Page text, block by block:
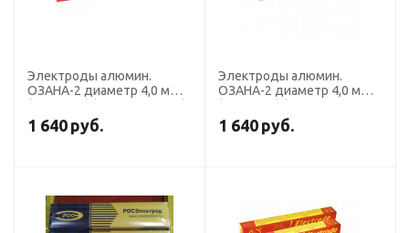
Электроды алюмин.
ОЗАНА-2 диаметр 4,0 мм
1 640 руб.
Электроды алюмин.
ОЗАНА-2 диаметр 4,0 мм
Риметалк)
1 640 руб.